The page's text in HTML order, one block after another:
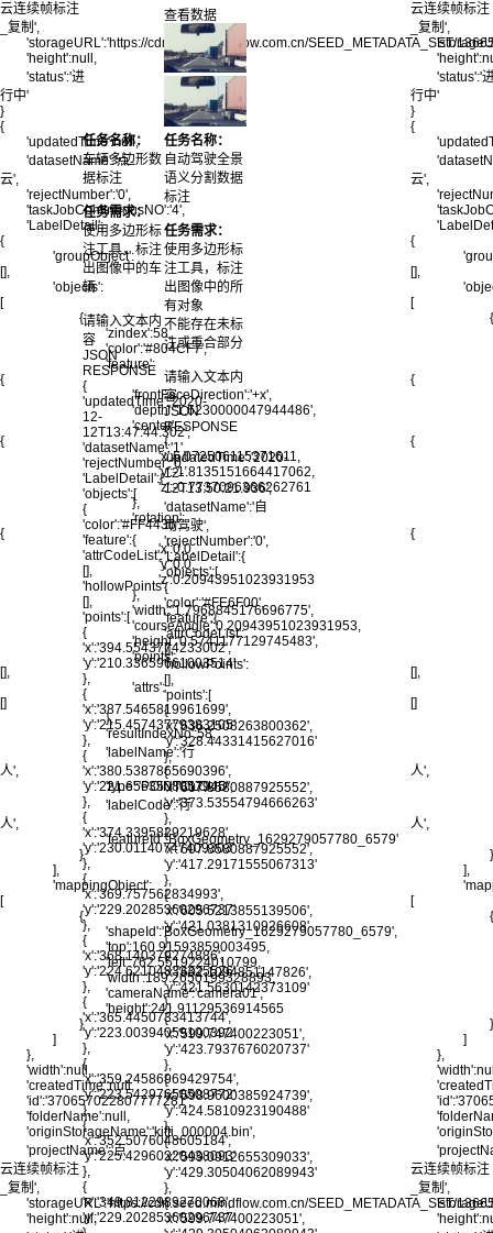
云连续帧标注
_复制',
'storageURL':'https://cdn.seed.mindflow.com.cn/SEED_METADATA_SET/
'height':null,
'status':'进
行中'
}
{
'updatedTime':null,
'datasetName':'点
云',
'rejectNumber':'0',
'taskJobContinuousNO':'4',
'LabelDetail':
{
'groupObject':
[],
'objects':
[
{
'zindex':58,
'color':'#804CF7',
'feature':
{
'frontFaceDirection':'+x',
'depth':'1.6230000047944486',
'center':
{
'x':6.072506115371611,
'y':-1.8135151664417062,
'z':-0.7737096366262761
},
'rotation':
{
'x':0.0,
'y':0.0,
'z':0.20943951023931953
},
'width':'1.7968845176696775',
'courseAngle':0.20943951023931953,
'height':'0.5741177129745483',
'points':
[],
'attrs':
[]
},
'resultIndexNo':58,
'labelName':'行
人',
'type':'POINTCLOUD',
'labelCode':'行
人',
'featureId':'BoxGeometry_1629279057780_6579'
}
],
'mappingObject':
[
{
'shapeId':'BoxGeometry_1629279057780_6579',
'top':160.91593859003495,
'left':762.5519224010799,
'width':189.2650199328893,
'cameraName':'camera01',
'height':241.91129536914565
}
]
},
'width':null,
'createdTime':null,
'id':'370657022807777281',
'folderName':null,
'originStorageName':'kitti_000004.bin',
'projectName':'点
云连续帧标注
_复制',
'storageURL':'https://cdn.seed.mindflow.com.cn/SEED_METADATA_SET/
'height':null,
查看数据
任务名称：
车辆多边形数
据标注
任务需求：
使用多边形标
注工具，标注
出图像中的车
辆
请输入文本内
容
JSON
RESPONSE
{
'updatedTime':'2020-
12-
12T13:47:44.302',
'datasetName':'1',
'rejectNumber':'0',
'LabelDetail':{
'objects':[
{
'color':'#FF4436',
'feature':{
'attrCodeList':
[],
'hollowPoints':
[],
'points':[
{
'x':'394.5543774233002',
'y':'210.33659661003514'
},
{
'x':'387.5465819961699',
'y':'215.45743779383105'
},
{
'x':'380.5387865690396',
'y':'221.6563508057945'
},
{
'x':'374.3395829219628',
'y':'230.01140747409303'
},
{
'x':'369.757562834993',
'y':'229.20285360296737'
},
{
'x':'368.140379274886',
'y':'224.62104833325526'
},
{
'x':'365.4450733413744',
'y':'223.00394059100392'
},
{
'x':'359.24586969429754',
'y':'223.54297650508772'
},
{
'x':'352.5076048605184',
'y':'225.42960220438093'
},
{
'x':'349.8122989270068',
'y':'229.20285360296737'
任务名称：
自动驾驶全景
语义分割数据
标注
任务需求：
使用多边形标
注工具，标注
出图像中的所
有对象
不能存在未标
注或重合部分
请输入文本内
容
JSON
RESPONSE
{
'updatedTime':'2020-
12-
12T13:50:21.936',
'datasetName':'自
动驾驶',
'rejectNumber':'0',
'LabelDetail':{
'objects':[
{
'color':'#FE6F00',
'feature':{
'attrCodeList':
[],
'hollowPoints':
[],
'points':[
{
'x':'636.2508263800362',
'y':'328.44331415627016'
},
{
'x':'607.8580887925552',
'y':'373.53554794666263'
},
{
'x':'607.8580887925552',
'y':'417.29171555067313'
},
{
'x':'605.5213855139506',
'y':'421.0381310926608'
},
{
'x':'602.1094851147826',
'y':'421.5630142373109'
},
{
'x':'599.747400223051',
'y':'423.7937676020737'
},
{
'x':'598.9600385924739',
'y':'424.5810923190488'
},
{
'x':'599.0912655309033',
'y':'429.30504062089943'
},
{
'x':'599.747400223051',
云连续帧标注
_复制',
'status':'
行中'
}
{
云',
{
[],
[
{
{
{
[],
[]
人',
人',
],
[
]
},
云连续帧标注
_复制',